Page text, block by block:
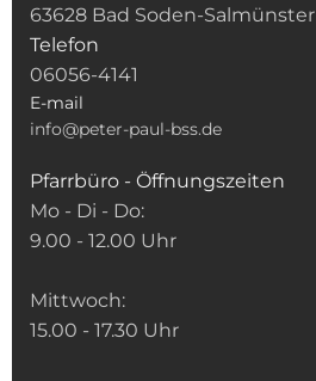
63628 Bad Soden-Salmünster
Telefon
06056-4141
E-mail
info@peter-paul-bss.de
Pfarrbüro - Öffnungszeiten
Mo - Di - Do:
9.00 - 12.00 Uhr
Mittwoch:
15.00 - 17.30 Uhr